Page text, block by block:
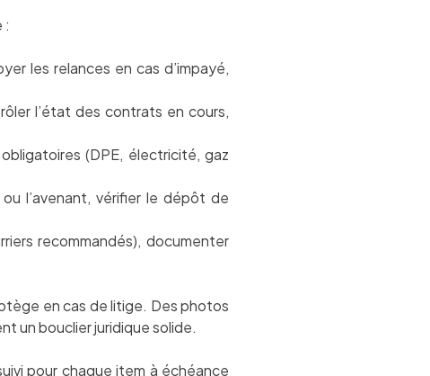
:
les relances en cas d’impayé,
l’état des contrats en cours,
(DPE, électricité, gaz
l’avenant, vérifier le dépôt de
recommandés), documenter
en cas de litige. Des photos
un bouclier juridique solide.
pour chaque item à échéance